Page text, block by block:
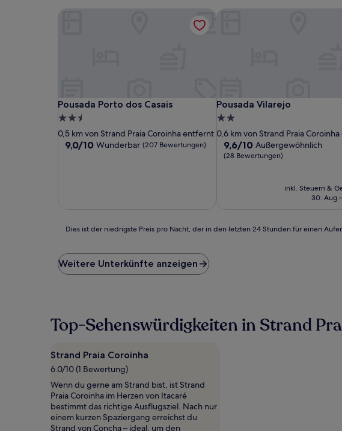
Pousada Porto dos Casais
Pousada Porto dos Casais
2.5-
Sterne-
Unterkunft
0,5 km von Strand Praia Coroinha entfernt
9.0
9,0/10 Wunderbar (207 Bewertungen)
Pousada Vilarejo
Pousada Vilarejo
2.0-
Sterne-
Unterkunft
0,6 km von Strand Praia
9.6
von
9,6/10 Außergewöhnlich
(28 Bewertungen)
inkl. Steuern &
30.
Dies
niedrigste
Preis
den
letzten
für
einen
Aufenthalt
mit
1 Übernachtung
von
2 Erwachsenen
Dies ist der niedrigste Preis pro Nacht, der in den letzten 24 Stunden für einen
Weitere Unterkünfte anzeigen
Top-Sehenswürdigkeiten in Strand
Strand Praia Coroinha
6.0/10 (1 Bewertung)
Wenn du gerne am Strand bist, ist Strand
Praia Coroinha im Herzen von Itacaré
bestimmt das richtige Ausflugsziel. Nach nur
einem kurzen Spaziergang erreichst du
Strand von Concha – ideal, um den